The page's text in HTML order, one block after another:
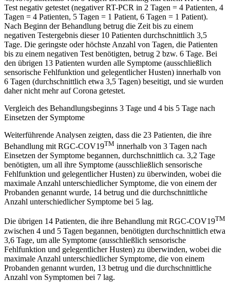
Test negativ getestet (negativer RT-PCR in 2 Tagen = 4 Patienten, 4
Tagen = 4 Patienten, 5 Tagen = 1 Patient, 6 Tagen = 1 Patient).
Nach Beginn der Behandlung betrug die Zeit bis zu einem
negativen Testergebnis dieser 10 Patienten durchschnittlich 3,5
Tage. Die geringste oder höchste Anzahl von Tagen, die Patienten
bis zu einem negativen Test benötigten, betrug 2 bzw. 6 Tage. Bei
den übrigen 13 Patienten wurden alle Symptome (ausschließlich
sensorische Fehlfunktion und gelegentlicher Husten) innerhalb von
6 Tagen (durchschnittlich etwa 3,5 Tagen) beseitigt, und sie wurden
daher nicht mehr auf Corona getestet.
Vergleich des Behandlungsbeginns 3 Tage und 4 bis 5 Tage nach
Einsetzen der Symptome
Weiterführende Analysen zeigten, dass die 23 Patienten, die ihre
Behandlung mit RGC-COV19TM innerhalb von 3 Tagen nach
Einsetzen der Symptome begannen, durchschnittlich ca. 3,2 Tage
benötigten, um all ihre Symptome (ausschließlich sensorische
Fehlfunktion und gelegentlicher Husten) zu überwinden, wobei die
maximale Anzahl unterschiedlicher Symptome, die von einem der
Probanden genannt wurde, 14 betrug und die durchschnittliche
Anzahl unterschiedlicher Symptome bei 5 lag.
Die übrigen 14 Patienten, die ihre Behandlung mit RGC-COV19TM
zwischen 4 und 5 Tagen begannen, benötigten durchschnittlich etwa
3,6 Tage, um alle Symptome (ausschließlich sensorische
Fehlfunktion und gelegentlicher Husten) zu überwinden, wobei die
maximale Anzahl unterschiedlicher Symptome, die von einem
Probanden genannt wurden, 13 betrug und die durchschnittliche
Anzahl von Symptomen bei 7 lag.